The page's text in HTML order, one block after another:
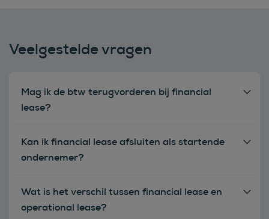
Veelgestelde vragen
Mag ik de btw terugvorderen bij financial
lease?
Kan ik financial lease afsluiten als startende
ondernemer?
Wat is het verschil tussen financial lease en
operational lease?